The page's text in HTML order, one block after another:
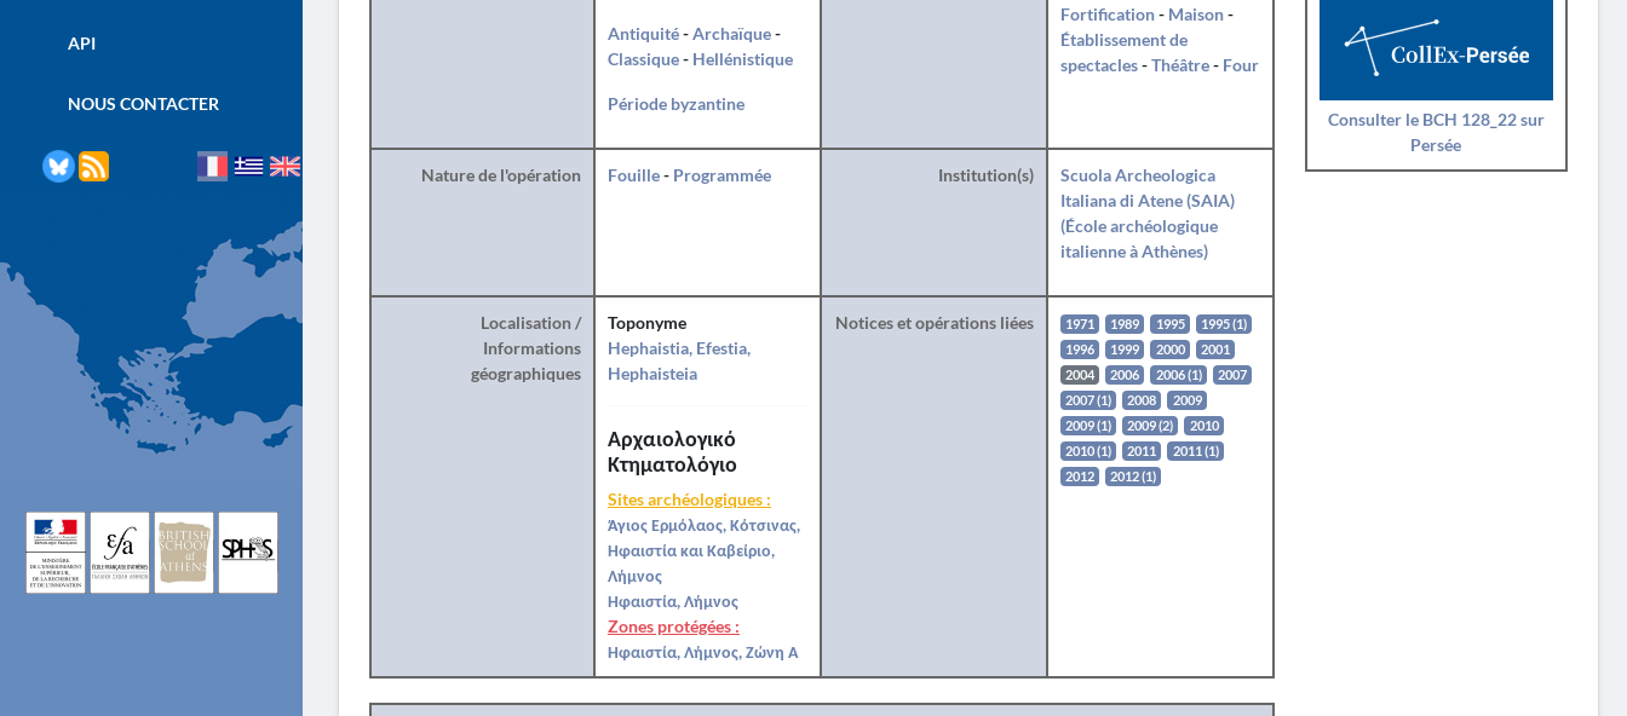
API
NOUS CONTACTER
Antiquité-Archaïque-
Classique- Hellénistique
Période byzantine
Fortification- Maison-
Établissement de
spectacles-Théâtre- Four
Nature de l'opération Fouille- Programmée Institution(s)
Scuola Archeologica
Italiana di Atene (SAIA)
(École archéologique
italienne à Athènes)
Localisation /
Informations
géographiques
Toponyme
Hephaistia, Efestia,
Hephaisteia
Αρχαιολογικό
Κτηματολόγιο
Sites archéologiques :
Άγιος Ερμόλαος, Κότσινας,
Ηφαιστία και Καβείριο,
Λήμνος
Ηφαιστία, Λήμνος
Zones protégées :
Ηφαιστία, Λήμνος, Ζώνη Α
Notices et opérations liées 1971 1989 1995
1995 (1)
1996
1999 2000
2001
2004
2006 2006 (1)
2007
2007 (1)
2008
2009
2009 (1)
2009 (2)
2010
2010 (1)
2011
2011 (1)
2012
2012 (1)
Consulter le BCH 128_22 sur
Persée